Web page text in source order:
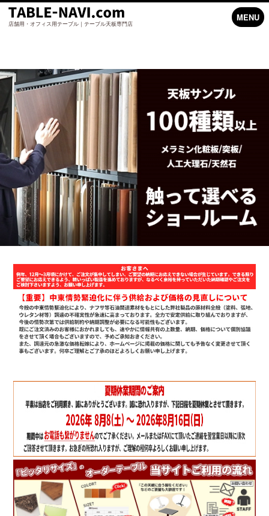
店舗用・オフィス用テーブル｜テーブル天板専門店
MENU